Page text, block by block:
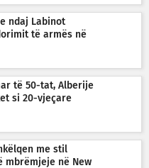
ndaj Labinot
të armës në
të 50-tat, Alberije
si 20-vjeçare
me stil
mbrëmjeje në New